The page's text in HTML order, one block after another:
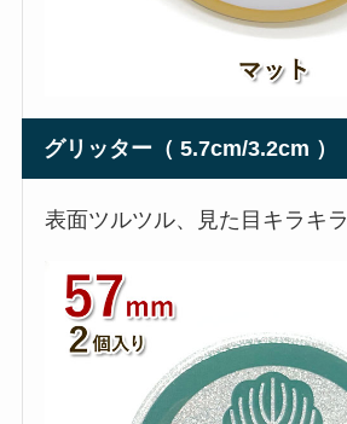
グリッター（ 5.7cm/3.2cm ）
表面ツルツル、見た目キラキラ